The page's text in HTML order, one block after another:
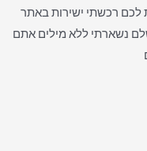
לכם רכשתי ישירות באתר
נשארתי ללא מילים אתם